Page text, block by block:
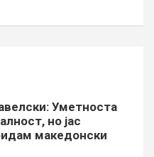
Уметноста
но јас
македонски